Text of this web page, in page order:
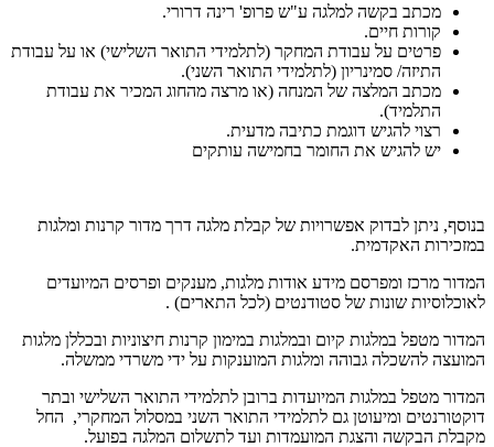
מכתב בקשה למלגה ע"ש פרופ' רינה דרורי.
קורות חיים.
פרטים על עבודת המחקר (לתלמידי התואר השלישי) או על עבודת
התיזה/ סמינריון (לתלמידי התואר השני).
מכתב המלצה של המנחה (או מרצה מהחוג המכיר את עבודת
התלמיד).
רצוי להגיש דוגמת כתיבה מדעית.
יש להגיש את החומר בחמישה עותקים
בנוסף, ניתן לבדוק אפשרויות של קבלת מלגה דרך מדור קרנות ומלגות
במזכירות האקדמית.
המדור מרכז ומפרסם מידע אודות מלגות, מענקים ופרסים המיועדים
לאוכלוסיות שונות של סטודנטים (לכל התארים) .
המדור מטפל במלגות קיום ובמלגות במימון קרנות חיצוניות ובכללן מלגות
המועצה להשכלה גבוהה ומלגות המוענקות על ידי משרדי ממשלה.
המדור מטפל במלגות המיועדות ברובן לתלמידי התואר השלישי ובתר
דוקטורנטים ומיעוטן גם לתלמידי התואר השני במסלול המחקרי, החל
מקבלת הבקשה והצגת המועמדות ועד לתשלום המלגה בפועל.